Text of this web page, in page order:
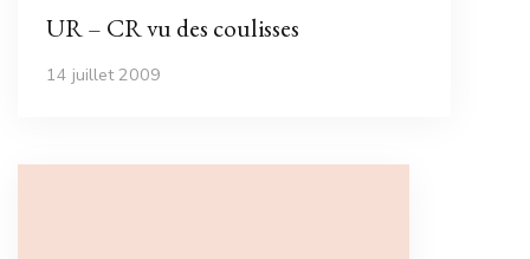
UR – CR vu des coulisses
14 juillet 2009